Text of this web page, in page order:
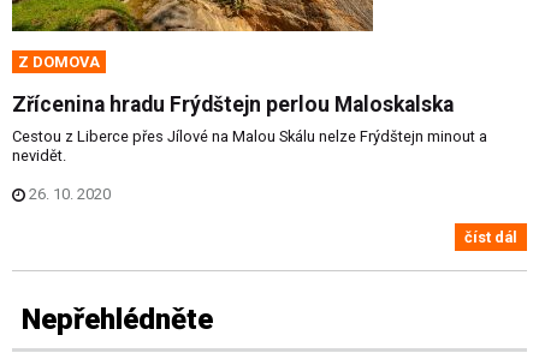
Z DOMOVA
Zřícenina hradu Frýdštejn perlou Maloskalska
Cestou z Liberce přes Jílové na Malou Skálu nelze Frýdštejn minout a
nevidět.
26. 10. 2020
číst dál
Nepřehlédněte